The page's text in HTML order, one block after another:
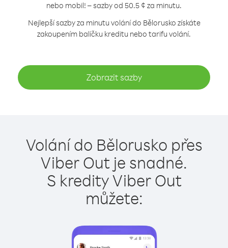
nebo mobil! – sazby od 50.5 ¢ za minutu.
Nejlepší sazby za minutu volání do Bělorusko získáte
zakoupením balíčku kreditu nebo tarifu volání.
Zobrazit sazby
Volání do Bělorusko přes
Viber Out je snadné.
S kredity Viber Out
můžete: